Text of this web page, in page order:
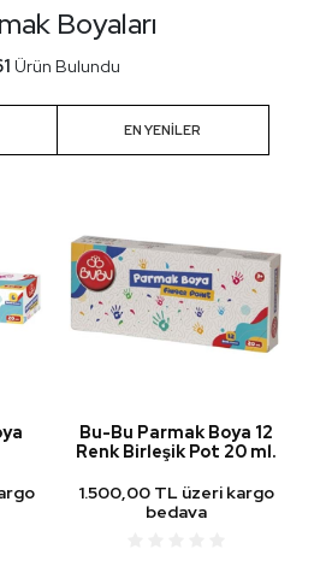
Boyaları
Ürün Bulundu
Bu-Bu Parmak Boya 12
Renk Birleşik Pot 20 ml.
1.500,00 TL üzeri kargo
bedava